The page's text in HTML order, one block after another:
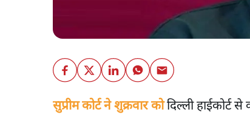
सुप्रीम कोर्ट ने शुक्रवार कोदिल्ली हाईकोर्ट